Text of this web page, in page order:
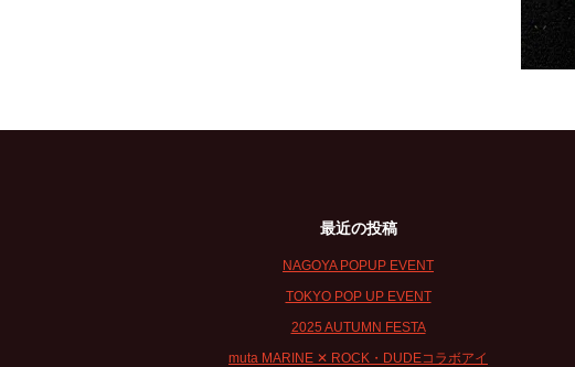
最近の投稿
NAGOYA POPUP EVENT
TOKYO POP UP EVENT
2025 AUTUMN FESTA
muta MARINE ✕ ROCK・DUDEコラボアイ